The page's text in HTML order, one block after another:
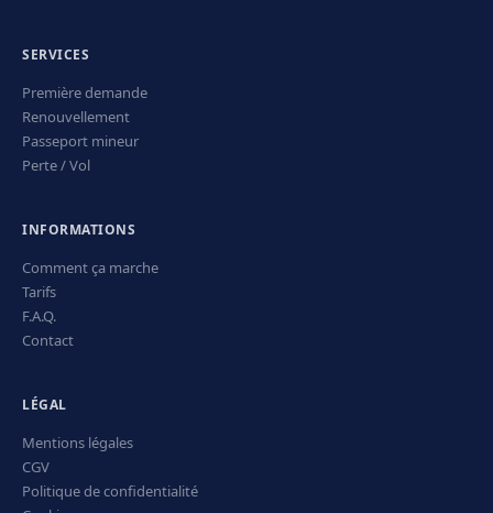
SERVICES
Première demande
Renouvellement
Passeport mineur
Perte / Vol
INFORMATIONS
Comment ça marche
Tarifs
F.A.Q.
Contact
LÉGAL
Mentions légales
CGV
Politique de confidentialité